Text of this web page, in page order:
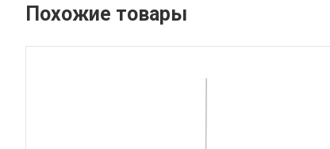
Похожие товары